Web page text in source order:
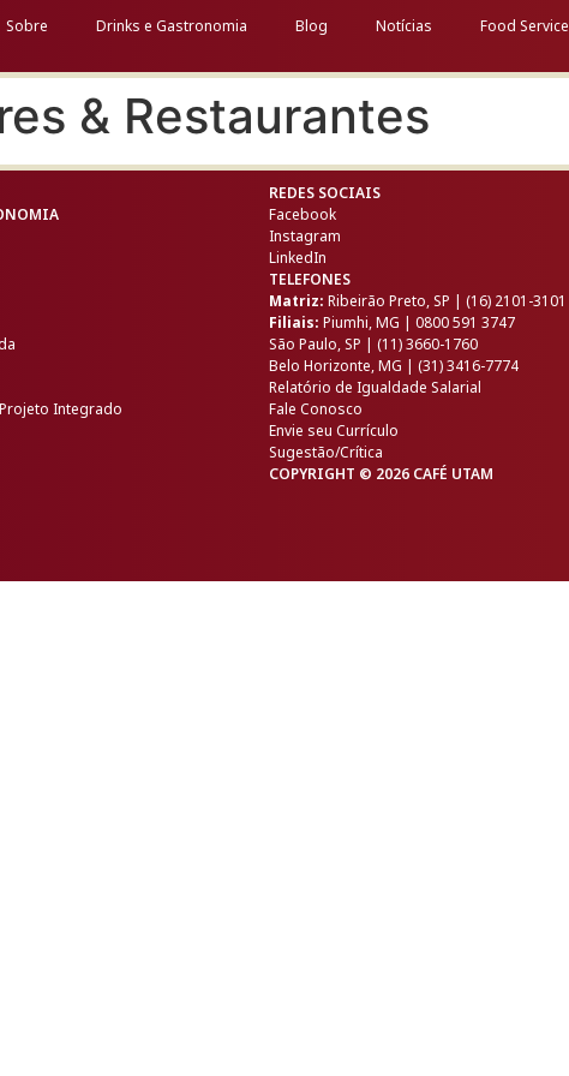
Sobre Drinks e Gastronomia Blog Notícias Food Service
& Restaurantes
Projeto Integrado
REDES SOCIAIS
Facebook
Instagram
LinkedIn
TELEFONES
Matriz: Ribeirão Preto, SP | (16) 2101-3101
Filiais: Piumhi, MG | 0800 591 3747
São Paulo, SP | (11) 3660-1760
Belo Horizonte, MG | (31) 3416-7774
Relatório de Igualdade Salarial
Fale Conosco
Envie seu Currículo
Sugestão/Crítica
COPYRIGHT © 2026 CAFÉ UTAM